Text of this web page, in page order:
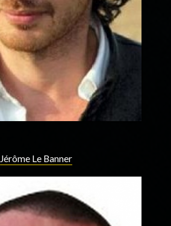
Jérôme Le Banner